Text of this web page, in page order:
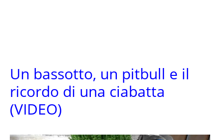
Un bassotto, un pitbull e il
ricordo di una ciabatta
(VIDEO)